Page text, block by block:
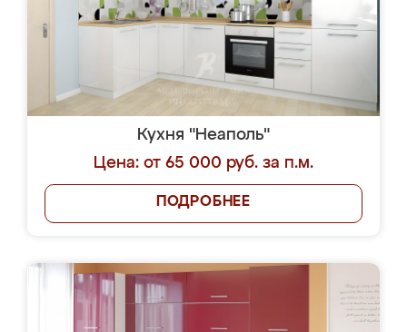
Кухня "Неаполь"
Цена: от 65 000 руб. за п.м.
ПОДРОБНЕЕ